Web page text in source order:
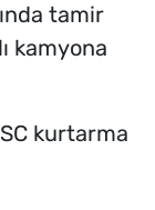
tamir
kamyona
kurtarma